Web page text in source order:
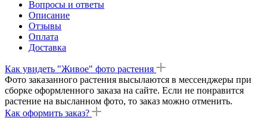
Вопросы и ответы
Описание
Отзывы
Оплата
Доставка
Как увидеть "Живое" фото растения
Фото заказанного растения высылаются в мессенджеры при
сборке оформленного заказа на сайте. Если не понравится
растение на высланном фото, то заказ можно отменить.
Как оформить заказ?